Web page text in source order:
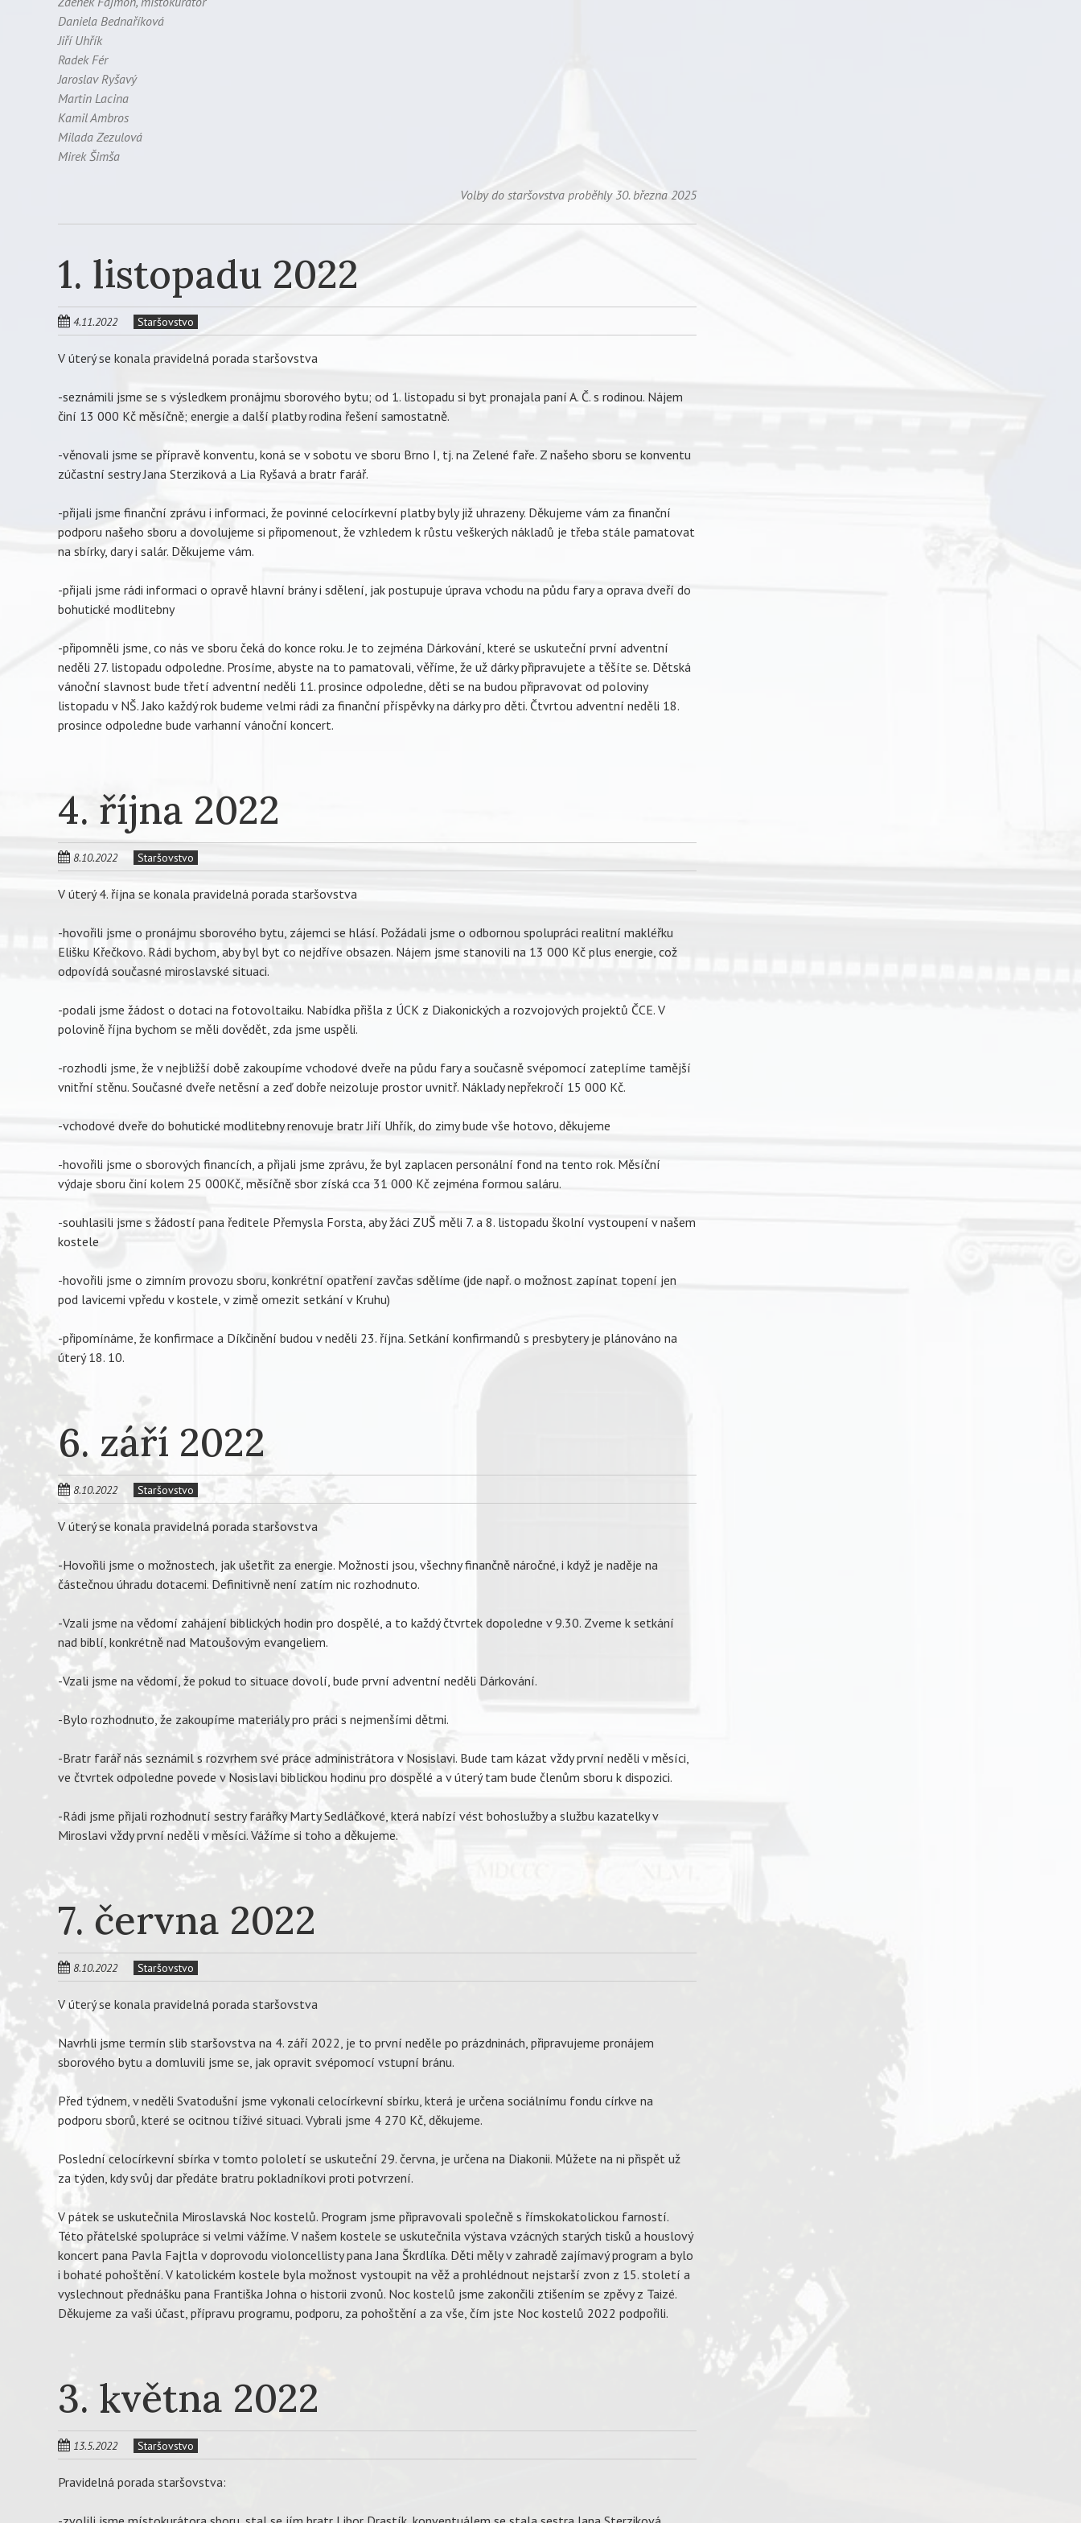
Daniela Bednaříková
Jiří Uhřík
Radek Fér
Jaroslav Ryšavý
Martin Lacina
Kamil Ambros
Milada Zezulová
Mirek Šimša
Volby do staršovstva proběhly 30. března 2025
1. listopadu 2022
4.11.2022 Staršovstvo
V úterý se konala pravidelná porada staršovstva
-seznámili jsme se s výsledkem pronájmu sborového bytu; od 1. listopadu si byt pronajala paní A. Č. s rodinou. Nájem
činí 13 000 Kč měsíčně; energie a další platby rodina řešení samostatně.
-věnovali jsme se přípravě konventu, koná se v sobotu ve sboru Brno I, tj. na Zelené faře. Z našeho sboru se konventu
zúčastní sestry Jana Sterziková a Lia Ryšavá a bratr farář.
-přijali jsme finanční zprávu i informaci, že povinné celocírkevní platby byly již uhrazeny. Děkujeme vám za finanční
podporu našeho sboru a dovolujeme si připomenout, že vzhledem k růstu veškerých nákladů je třeba stále pamatovat
na sbírky, dary i salár. Děkujeme vám.
-přijali jsme rádi informaci o opravě hlavní brány i sdělení, jak postupuje úprava vchodu na půdu fary a oprava dveří do
bohutické modlitebny
-připomněli jsme, co nás ve sboru čeká do konce roku. Je to zejména Dárkování, které se uskuteční první adventní
neděli 27. listopadu odpoledne. Prosíme, abyste na to pamatovali, věříme, že už dárky připravujete a těšíte se. Dětská
vánoční slavnost bude třetí adventní neděli 11. prosince odpoledne, děti se na budou připravovat od poloviny
listopadu v NŠ. Jako každý rok budeme velmi rádi za finanční příspěvky na dárky pro děti. Čtvrtou adventní neděli 18.
prosince odpoledne bude varhanní vánoční koncert.
4. října 2022
8.10.2022 Staršovstvo
V úterý 4. října se konala pravidelná porada staršovstva
-hovořili jsme o pronájmu sborového bytu, zájemci se hlásí. Požádali jsme o odbornou spolupráci realitní makléřku
Elišku Křečkovo. Rádi bychom, aby byl byt co nejdříve obsazen. Nájem jsme stanovili na 13 000 Kč plus energie, což
odpovídá současné miroslavské situaci.
-podali jsme žádost o dotaci na fotovoltaiku. Nabídka přišla z ÚCK z Diakonických a rozvojových projektů ČCE. V
polovině října bychom se měli dovědět, zda jsme uspěli.
-rozhodli jsme, že v nejbližší době zakoupíme vchodové dveře na půdu fary a současně svépomocí zateplíme tamější
vnitřní stěnu. Současné dveře netěsní a zeď dobře neizoluje prostor uvnitř. Náklady nepřekročí 15 000 Kč.
-vchodové dveře do bohutické modlitebny renovuje bratr Jiří Uhřík, do zimy bude vše hotovo, děkujeme
-hovořili jsme o sborových financích, a přijali jsme zprávu, že byl zaplacen personální fond na tento rok. Měsíční
výdaje sboru činí kolem 25 000Kč, měsíčně sbor získá cca 31 000 Kč zejména formou saláru.
-souhlasili jsme s žádostí pana ředitele Přemysla Forsta, aby žáci ZUŠ měli 7. a 8. listopadu školní vystoupení v našem
kostele
-hovořili jsme o zimním provozu sboru, konkrétní opatření zavčas sdělíme (jde např. o možnost zapínat topení jen
pod lavicemi vpředu v kostele, v zimě omezit setkání v Kruhu)
-připomínáme, že konfirmace a Díkčinění budou v neděli 23. října. Setkání konfirmandů s presbytery je plánováno na
úterý 18. 10.
6. září 2022
8.10.2022 Staršovstvo
V úterý se konala pravidelná porada staršovstva
-Hovořili jsme o možnostech, jak ušetřit za energie. Možnosti jsou, všechny finančně náročné, i když je naděje na
částečnou úhradu dotacemi. Definitivně není zatím nic rozhodnuto.
-Vzali jsme na vědomí zahájení biblických hodin pro dospělé, a to každý čtvrtek dopoledne v 9.30. Zveme k setkání
nad biblí, konkrétně nad Matoušovým evangeliem.
-Vzali jsme na vědomí, že pokud to situace dovolí, bude první adventní neděli Dárkování.
-Bylo rozhodnuto, že zakoupíme materiály pro práci s nejmenšími dětmi.
-Bratr farář nás seznámil s rozvrhem své práce administrátora v Nosislavi. Bude tam kázat vždy první neděli v měsíci,
ve čtvrtek odpoledne povede v Nosislavi biblickou hodinu pro dospělé a v úterý tam bude členům sboru k dispozici.
-Rádi jsme přijali rozhodnutí sestry farářky Marty Sedláčkové, která nabízí vést bohoslužby a službu kazatelky v
Miroslavi vždy první neděli v měsíci. Vážíme si toho a děkujeme.
7. června 2022
8.10.2022 Staršovstvo
V úterý se konala pravidelná porada staršovstva
Navrhli jsme termín slib staršovstva na 4. září 2022, je to první neděle po prázdninách, připravujeme pronájem
sborového bytu a domluvili jsme se, jak opravit svépomocí vstupní bránu.
Před týdnem, v neděli Svatodušní jsme vykonali celocírkevní sbírku, která je určena sociálnímu fondu církve na
podporu sborů, které se ocitnou tíživé situaci. Vybrali jsme 4 270 Kč, děkujeme.
Poslední celocírkevní sbírka v tomto pololetí se uskuteční 29. června, je určena na Diakonii. Můžete na ni přispět už
za týden, kdy svůj dar předáte bratru pokladníkovi proti potvrzení.
V pátek se uskutečnila Miroslavská Noc kostelů. Program jsme připravovali společně s římskokatolickou farností.
Této přátelské spolupráce si velmi vážíme. V našem kostele se uskutečnila výstava vzácných starých tisků a houslový
koncert pana Pavla Fajtla v doprovodu violoncellisty pana Jana Škrdlíka. Děti měly v zahradě zajímavý program a bylo
i bohaté pohoštění. V katolickém kostele byla možnost vystoupit na věž a prohlédnout nejstarší zvon z 15. století a
vyslechnout přednášku pana Františka Johna o historii zvonů. Noc kostelů jsme zakončili ztišením se zpěvy z Taizé.
Děkujeme za vaši účast, přípravu programu, podporu, za pohoštění a za vše, čím jste Noc kostelů 2022 podpořili.
3. května 2022
13.5.2022 Staršovstvo
Pravidelná porada staršovstva: